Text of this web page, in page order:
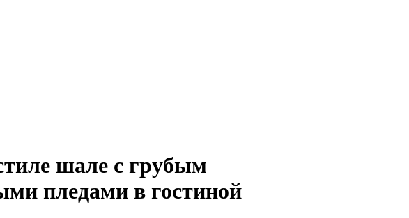
шале с грубым
пледами в гостиной